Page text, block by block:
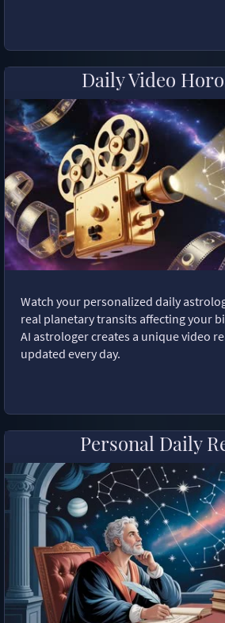
Daily Video
Watch your personalized daily
real planetary transits affecting your
AI astrologer creates a unique video
updated every day.
Personal Daily